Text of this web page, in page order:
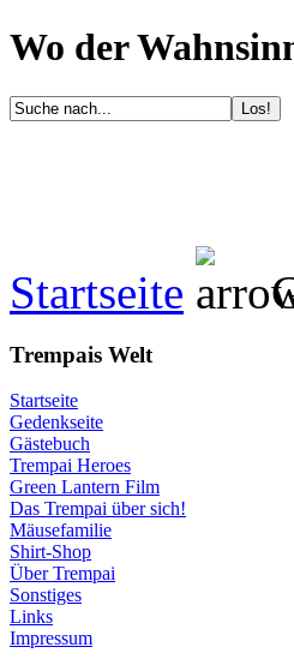
Wo der
Startseite
Trempais Welt
Startseite
Gedenkseite
Gästebuch
Trempai Heroes
Green Lantern Film
Das Trempai über sich!
Mäusefamilie
Shirt-Shop
Über Trempai
Sonstiges
Links
Impressum